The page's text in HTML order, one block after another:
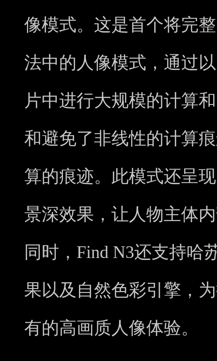
像模式。这是首个将完
法中的人像模式，通过
片中进行大规模的计算
和避免了非线性的计算
算的痕迹。此模式还呈
景深效果，让人物主体
同时，Find N3还支持哈
果以及自然色彩引擎，
有的高画质人像体验。